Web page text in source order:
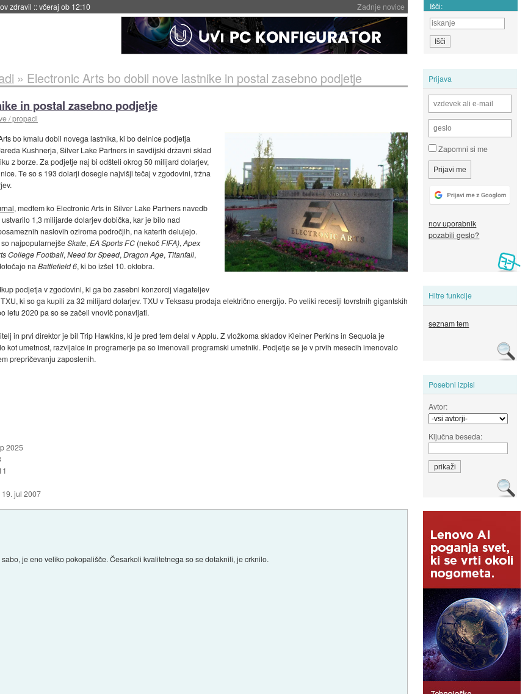
Zadnje novice
dve leti::včeraj ob 11:37 Išči:
Prijava
Zapomni si me
nov uporabnik
pozabili geslo?
Hitre funkcije
seznam tem
Posebni izpisi
Avtor:
Ključna beseda:
» Electronic Arts bo dobil nove lastnike in postal zasebno podjetje
in postal zasebno podjetje
/ propadi
bo kmalu dobil novega lastnika, ki bo delnice podjetja
Kushnerja, Silver Lake Partners in savdijski državni sklad
z borze. Za podjetje naj bi odšteli okrog 50 milijard dolarjev,
Te so s 193 dolarji dosegle najvišji tečaj v zgodovini, tržna
, medtem ko Electronic Arts in Silver Lake Partners navedb
1,3 milijarde dolarjev dobička, kar je bilo nad
naslovih oziroma področjih, na katerih delujejo.
najpopularnejšeSkate, EA Sports FC(nekočFIFA), Apex
College Football, Need for Speed, Dragon Age, Titanfall,
na Battlefield 6, ki bo izšel 10. oktobra.
podjetja v zgodovini, ki ga bo zasebni konzorcij vlagateljev
ki so ga kupili za 32 milijard dolarjev. TXU v Teksasu prodaja električno energijo. Po veliki recesiji tovrstnih gigantskih
letu 2020 pa so se začeli vnovič ponavljati.
in prvi direktor je bil Trip Hawkins, ki je pred tem delal v Applu. Z vložkoma skladov Kleiner Perkins in Sequoia je
kot umetnost, razvijalce in programerje pa so imenovali programski umetniki. Podjetje se je v prvih mesecih imenovalo
prepričevanju zaposlenih.
2025
19. jul 2007
je eno veliko pokopališče. Česarkoli kvalitetnega so se dotaknili, je crknilo.